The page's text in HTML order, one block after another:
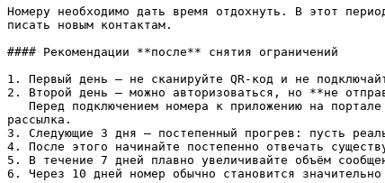
Номеру необходимо дать время отдохнуть. В этот
писать новым контактам.
#### Рекомендации **после** снятия ограничений
1. Первый день — не сканируйте QR-код и не
2. Второй день — можно авторизоваться, но **не
рассылка.
3. Следующие 3 дня — постепенный прогрев: пусть
4. После этого начинайте постепенно отвечать
5. В течение 7 дней плавно увеличивайте объём
6. Через 10 дней номер обычно становится значительно